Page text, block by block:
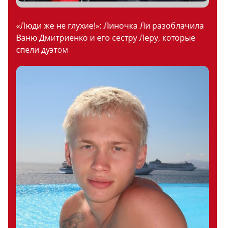
«Люди же не глухие!»: Линочка Ли разоблачила
Ваню Дмитриенко и его сестру Леру, которые
спели дуэтом